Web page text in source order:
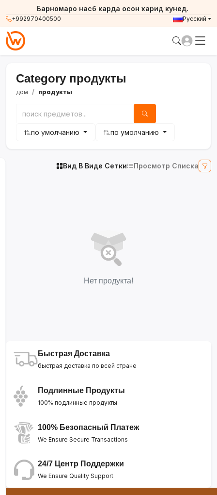
+992970400500
Барномаро насб карда осон харид кунед.
Русский
Category продукты
дом продукты
по умолчанию по умолчанию
Вид В Виде Сетки Просмотр Списка
Нет продукта!
Быстрая Доставка
быстрая доставка по всей стране
Подлинные Продукты
100% подлинные продукты
100% Безопасный Платеж
We Ensure Secure Transactions
24/7 Центр Поддержки
We Ensure Quality Support